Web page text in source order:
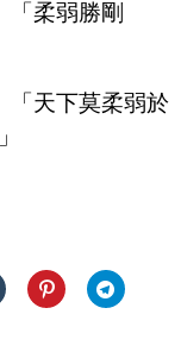
「柔弱勝剛
「天下莫柔弱於